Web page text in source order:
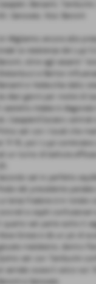
Migliarino ancora alle
la resistenza dei Lupi
oltre agli assenti
dieci giorni per motivi di
sestetto iniziale è diagonale
Casapieri/Ciociaro centrali
set con i locali che
un turno di battuta
set in perfetto
terza frazione è in totale
quarto set parte sotto il
maldestre, dentro
set con Tamburini
servizio scava il solco sul